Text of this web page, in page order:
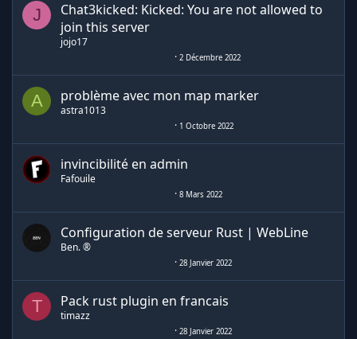
J
Chat3kicked: Kicked: You are not allowed to
join this server
jojo17
2 Décembre 2022
A problème avec mon map marker
astra1013
1 Octobre 2022
invincibilité en admin
Fafouile
8 Mars 2022
Configuration de serveur Rust | WebLine
Ben. ®
28 Janvier 2022
T Pack rust plugin en francais
timazz
28 Janvier 2022